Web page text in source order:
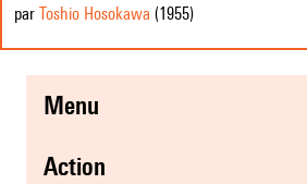
par Toshio Hosokawa (1955)
menu
action